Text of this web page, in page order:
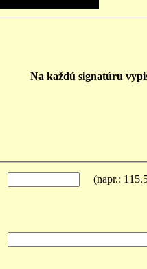
Na každú signatúru
(napr.: